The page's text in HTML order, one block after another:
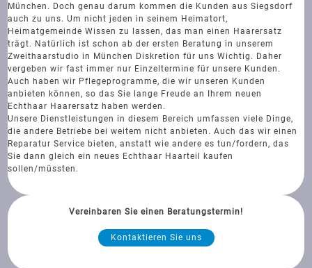
München. Doch genau darum kommen die Kunden aus Siegsdorf
auch zu uns. Um nicht jeden in seinem Heimatort,
Heimatgemeinde Wissen zu lassen, das man einen Haarersatz
trägt. Natürlich ist schon ab der ersten Beratung in unserem
Zweithaarstudio in München Diskretion für uns Wichtig. Daher
vergeben wir fast immer nur Einzeltermine für unsere Kunden.
Auch haben wir Pflegeprogramme, die wir unseren Kunden
anbieten können, so das Sie lange Freude an Ihrem neuen
Echthaar Haarersatz haben werden.
Unsere Dienstleistungen in diesem Bereich umfassen viele Dinge,
die andere Betriebe bei weitem nicht anbieten. Auch das wir einen
Reparatur Service bieten, anstatt wie andere es tun/fordern, das
Sie dann gleich ein neues Echthaar Haarteil kaufen
sollen/müssten.
Vereinbaren Sie einen Beratungstermin!
Kontaktieren Sie uns